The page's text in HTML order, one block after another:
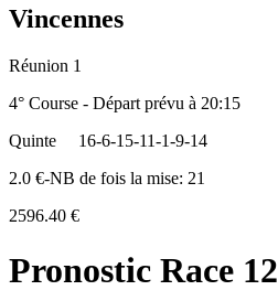
Vincennes
Réunion 1
4° Course - Départ prévu à 20:15
Quinte
16-6-15-11-1-9-14
2.0 €-NB de fois la mise: 21
2596.40 €
Pronostic Race 12